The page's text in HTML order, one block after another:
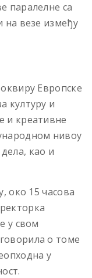
паралелне са
на везе између
Европске
културу и
и креативне
нивоу
као и
око 15 часова
у свом
о томе
у